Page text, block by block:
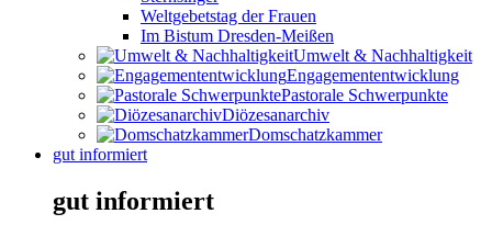
Weltgebetstag der Frauen
Im Bistum Dresden-Meißen
Umwelt & Nachhaltigkeit
Engagemententwicklung
Pastorale Schwerpunkte
Diözesanarchiv
Domschatzkammer
gut informiert
gut informiert